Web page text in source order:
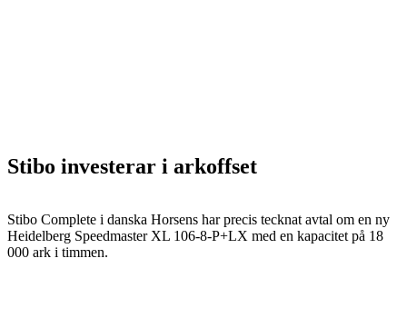
Stibo investerar i arkoffset
Stibo Complete i danska Horsens har precis tecknat avtal om en ny
Heidelberg Speedmaster XL 106-8-P+LX med en kapacitet på 18
000 ark i timmen.